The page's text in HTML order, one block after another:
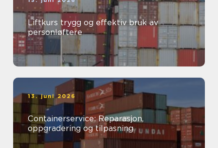
Liftkurs trygg og effektiv bruk av
personløftere
13. juni 2026
Containerservice: Reparasjon,
oppgradering og tilpasning